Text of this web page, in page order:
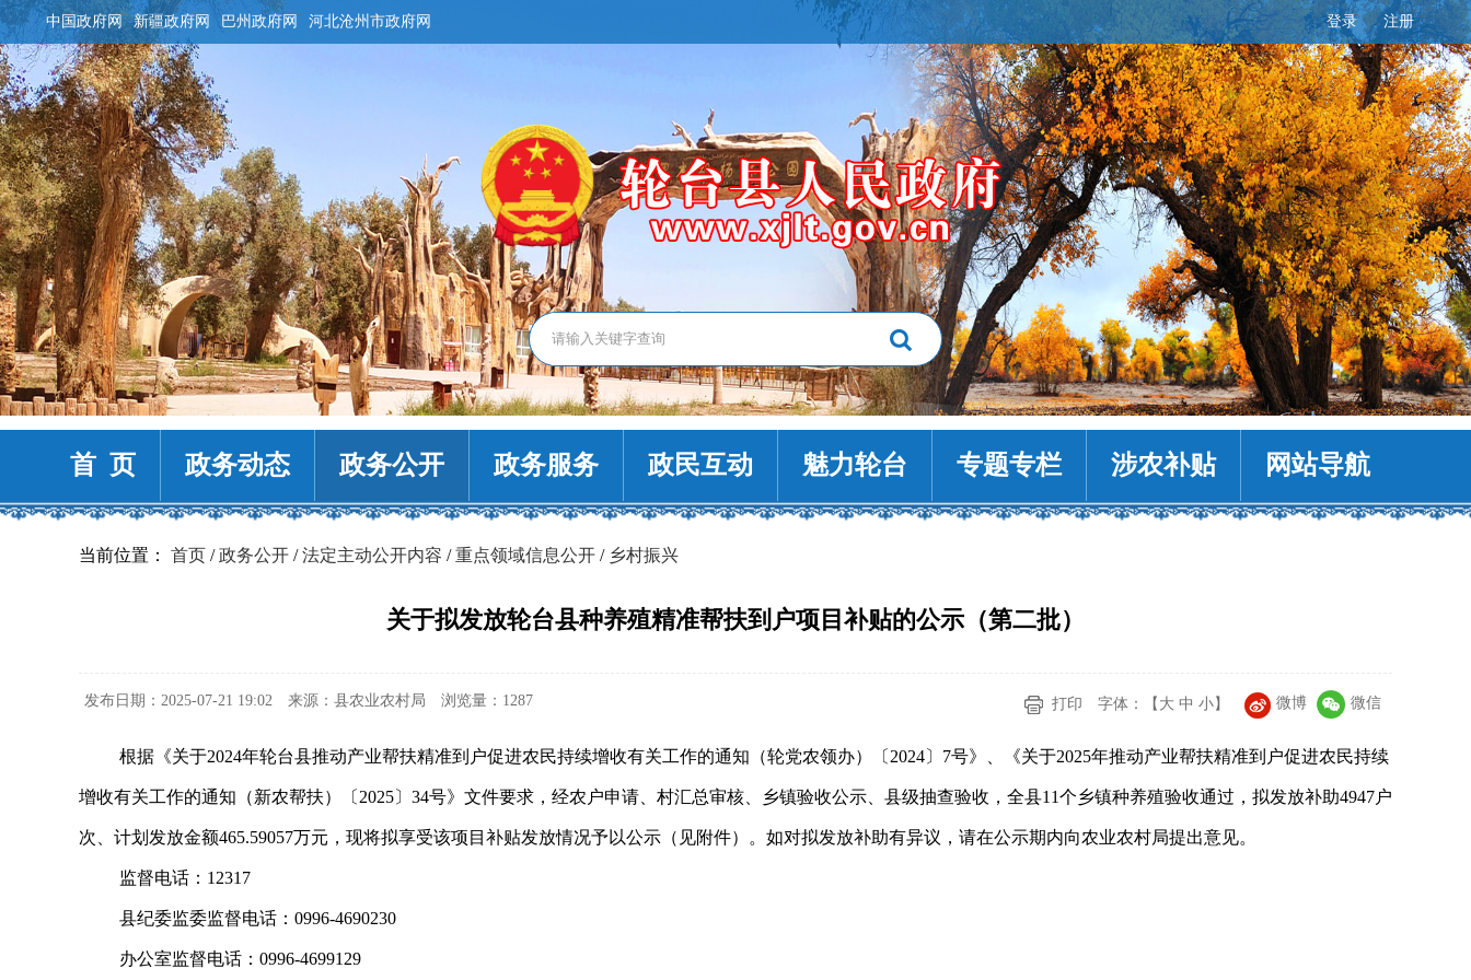
中国政府网 新疆政府网 巴州政府网 河北沧州市政府网 登录 注册
首 页 政务动态 政务公开 政务服务 政民互动 魅力轮台 专题专栏 涉农补贴 网站导航
当前位置： 首页 /政务公开 /法定主动公开内容 /重点领域信息公开 / 乡村振兴
关于拟发放轮台县种养殖精准帮扶到户项目补贴的公示（第二批）
发布日期：2025-07-21 19:02 来源：县农业农村局 浏览量： 1287 打印 字体：【 大 中 小】 微博 微信
根据《关于2024年轮台县推动产业帮扶精准到户促进农民持续增收有关工作的通知（轮党农领办）〔2024〕7号》、《关于2025年推动产业帮扶精准到户促进农民持续
增收有关工作的通知（新农帮扶）〔2025〕34号》文件要求，经农户申请、村汇总审核、乡镇验收公示、县级抽查验收，全县11个乡镇种养殖验收通过，拟发放补助4947户
次、计划发放金额465.59057万元，现将拟享受该项目补贴发放情况予以公示（见附件）。如对拟发放补助有异议，请在公示期内向农业农村局提出意见。
监督电话：12317
县纪委监委监督电话：0996-4690230
办公室监督电话：0996-4699129